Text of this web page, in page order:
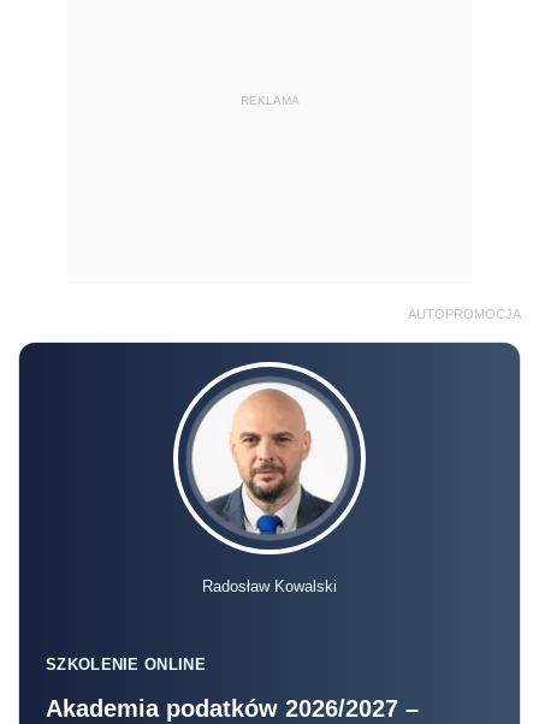
REKLAMA
AUTOPROMOCJA
Radosław Kowalski
SZKOLENIE ONLINE
Akademia podatków 2026/2027 –